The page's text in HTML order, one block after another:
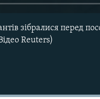
зібралися перед
Reuters)